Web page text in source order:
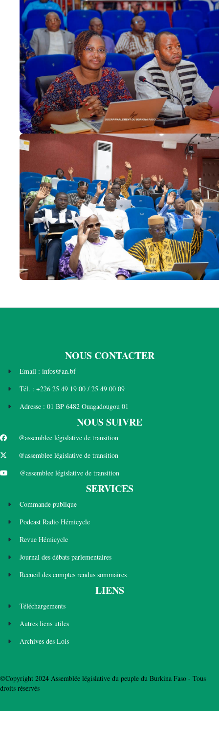
NOUS CONTACTER
Email : infos@an.bf
Tél. : +226 25 49 19 00 / 25 49 00 09
Adresse : 01 BP 6482 Ouagadougou 01
NOUS SUIVRE
@assemblee législative de transition
@assemblee législative de transition
@assemblee législative de transition
SERVICES
Commande publique
Podcast Radio Hémicycle
Revue Hémicycle
Journal des débats parlementaires
Recueil des comptes rendus sommaires
LIENS
Téléchargements
Autres liens utiles
Archives des Lois
©Copyright 2024 Assemblée législative du peuple du Burkina Faso - Tous
droits réservés